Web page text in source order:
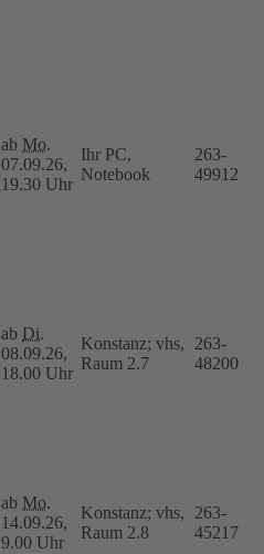
ab Mo.
07.09.26,
19.30 Uhr
Ihr PC,
Notebook
263-
49912
ab Di.
08.09.26,
18.00 Uhr
Konstanz; vhs,
Raum 2.7
263-
48200
ab Mo.
14.09.26,
9.00 Uhr
Konstanz; vhs,
Raum 2.8
263-
45217